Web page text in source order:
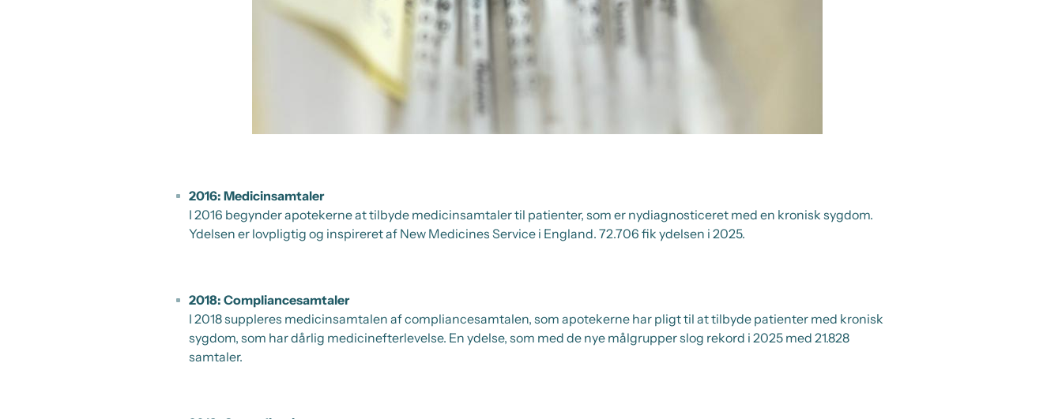
2016: Medicinsamtaler
I 2016 begynder apotekerne at tilbyde medicinsamtaler til patienter, som er nydiagnosticeret med en kronisk sygdom.
Ydelsen er lovpligtig og inspireret af New Medicines Service i England. 72.706 fik ydelsen i 2025.
2018: Compliancesamtaler
I 2018 suppleres medicinsamtalen af compliancesamtalen, som apotekerne har pligt til at tilbyde patienter med kronisk
sygdom, som har dårlig medicinefterlevelse. En ydelse, som med de nye målgrupper slog rekord i 2025 med 21.828
samtaler.